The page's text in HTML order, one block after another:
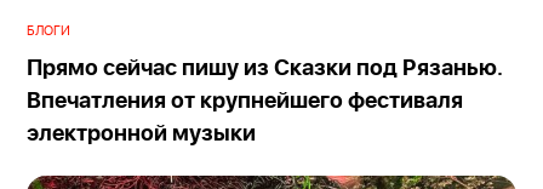
БЛОГИ
Прямо сейчас пишу из Сказки под Рязанью.
Впечатления от крупнейшего фестиваля
электронной музыки